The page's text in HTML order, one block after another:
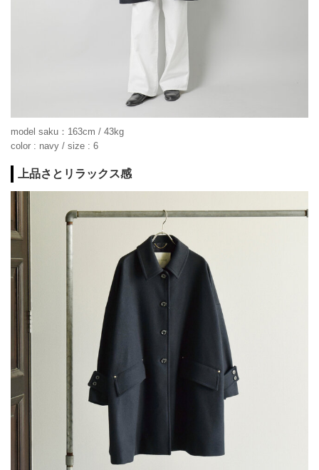
model saku：163cm / 43kg
color : navy / size : 6
上品さとリラックス感